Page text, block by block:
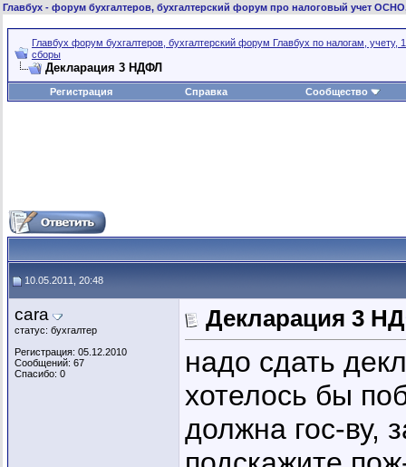
Главбух - форум бухгалтеров, бухгалтерский форум про налоговый учет
Главбух форум бухгалтеров, бухгалтерский форум Главбух по налогам, учету,
сборы
Декларация 3 НДФЛ
Регистрация Справка Сообщество
10.05.2011, 20:48
cara
статус: бухгалтер
Регистрация: 05.12.2010
Сообщений: 67
Спасибо: 0
Декларация 3
надо сдать
хотелось бы
должна гос-ву,